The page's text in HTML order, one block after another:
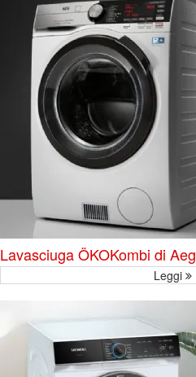
Lavasciuga ÖKOKombi di Aeg
Leggi